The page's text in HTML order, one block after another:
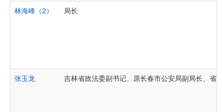
林海峰（2） 局长
张玉龙 吉林省政法委副书记、原长春市公安局副局长、省